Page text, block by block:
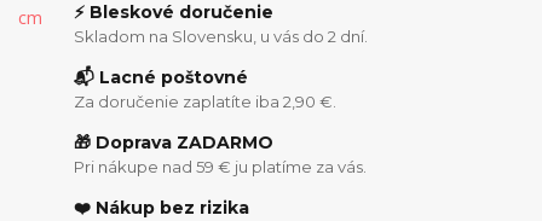
⚡ Bleskové doručenie
Skladom na Slovensku, u vás do 2 dní.
📬 Lacné poštovné
Za doručenie zaplatíte iba 2,90 €.
🎁 Doprava ZADARMO
Pri nákupe nad 59 € ju platíme za vás.
❤️ Nákup bez rizika